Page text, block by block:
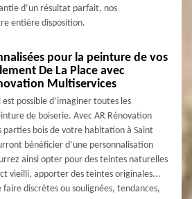
d’un résultat parfait, nos
entière disposition.
pour la peinture de vos
De La Place avec
Multiservices
possible d’imaginer toutes les
de boiserie. Avec AR Rénovation
parties bois de votre habitation à Saint
bénéficier d’une personnalisation
ainsi opter pour des teintes naturelles
vieilli, apporter des teintes originales...
faire discrètes ou soulignées, tendances,